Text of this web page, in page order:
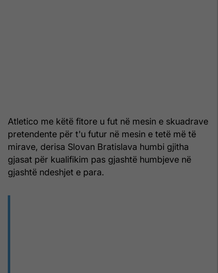
Atletico me këtë fitore u fut në mesin e skuadrave
pretendente për t'u futur në mesin e tetë më të
mirave, derisa Slovan Bratislava humbi gjitha
gjasat për kualifikim pas gjashtë humbjeve në
gjashtë ndeshjet e para.